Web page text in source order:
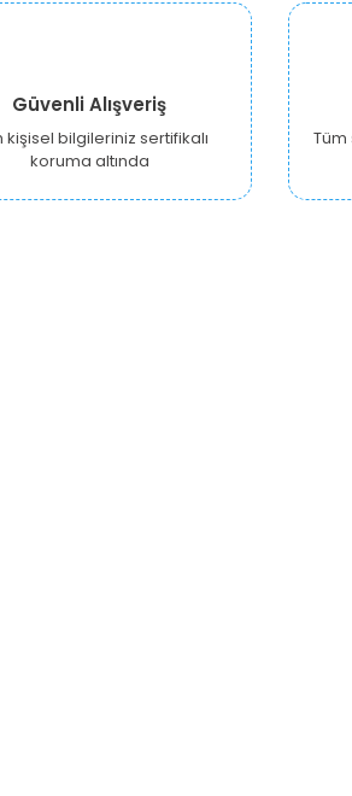
Güvenli Alışveriş
kişisel bilgileriniz sertifikalı
koruma altında
Tüm